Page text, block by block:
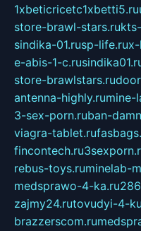
1xbeticricetc1xbetti5.ru
store-brawl-stars.ru
sindika-01.rusp-life.ru
e-abis-1-c.ru
store-brawlstars.ru
antenna-highly.rumine-
3-sex-porn.ruban-
viagra-tablet.ru
fincontech.ru
rebus-toys.ruminelab-
medsprawo-4-ka.ru
zajmy24.rutovudyi-4-
brazzerscom.ru